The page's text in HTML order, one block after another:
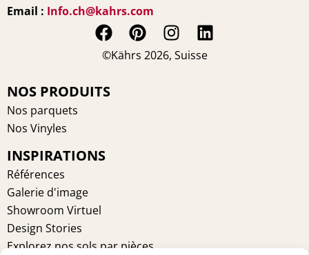
Email : Info.ch@kahrs.com
F
a
e
k
P
i
I
n
L
i
©Kährs 2026, Suisse
NOS PRODUITS
Nos parquets
Nos Vinyles
INSPIRATIONS
Références
Galerie d'image
Showroom Virtuel
Design Stories
Explorez nos sols par pièces